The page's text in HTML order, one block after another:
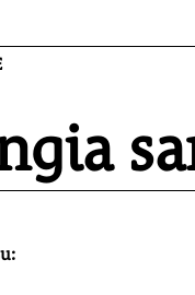
h2